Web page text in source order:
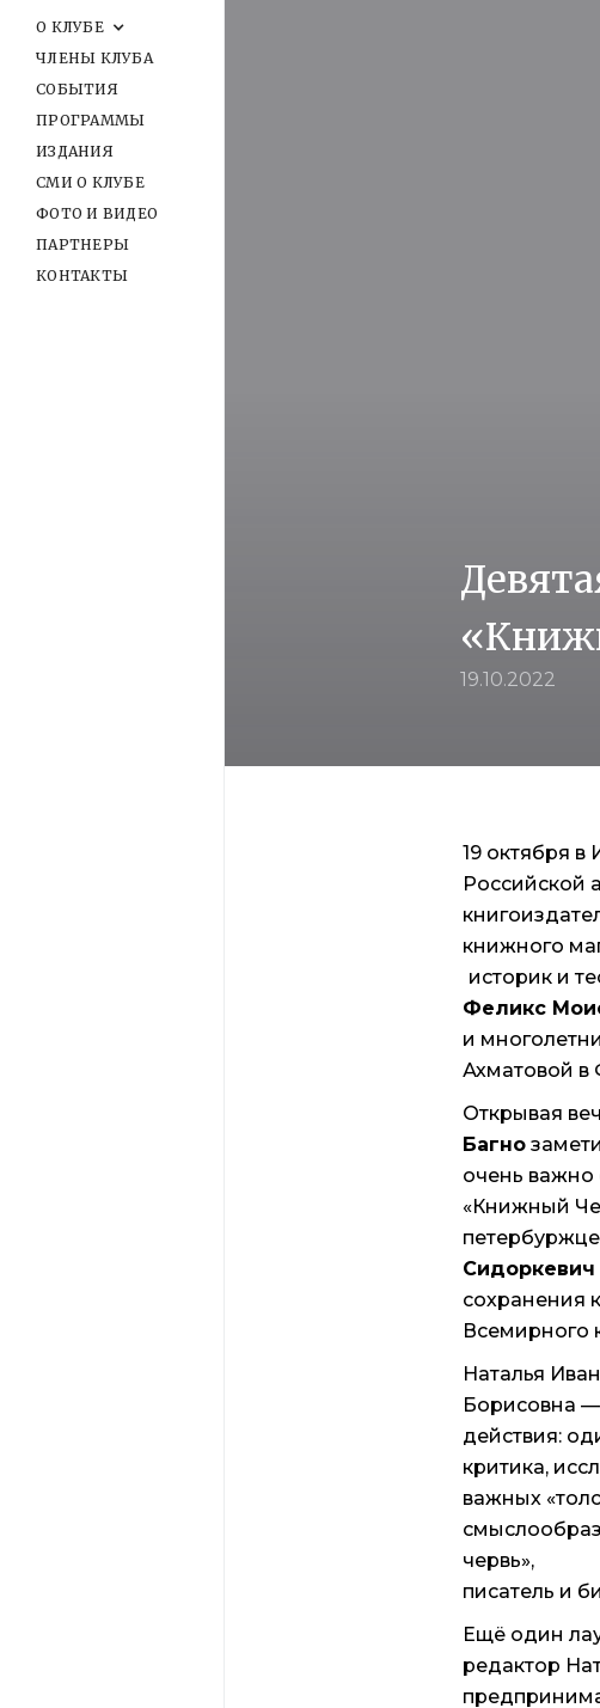
О КЛУБЕ
ЧЛЕНЫ КЛУБА
СОБЫТИЯ
ПРОГРАММЫ
ИЗДАНИЯ
СМИ О КЛУБЕ
ФОТО И ВИДЕО
ПАРТНЕРЫ
КОНТАКТЫ
19.10.2022
19 октября
Российской
книжного
историк и
Феликс
и
Ахматовой
Открывая
Багно
очень важно
«Книжный
Сидоркевич
сохранения
Всемирного
Наталья
Борисовна —
действия:
критика,
важных
червь»,
писатель и
Ещё один
редактор